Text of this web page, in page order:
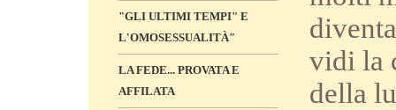
"GLI ULTIMI TEMPI" E
L'OMOSESSUALITÀ"
LA FEDE... PROVATA E
AFFILATA
vidi la
della